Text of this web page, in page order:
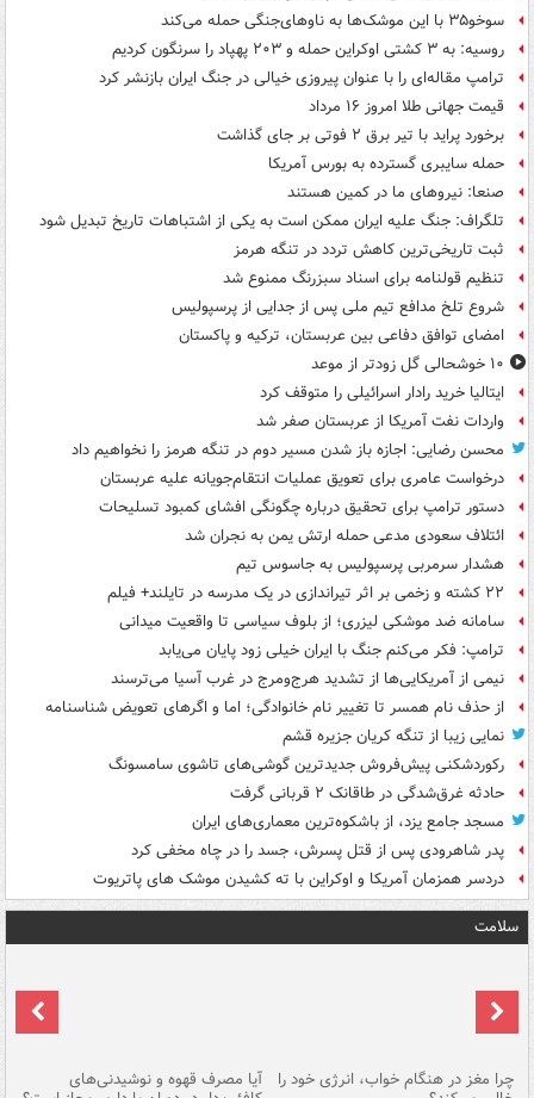
سوخو۳۵ با این موشک‌ها به ناوهای‌جنگی حمله می‌کند
روسیه: به ۳ کشتی اوکراین حمله و ۲۰۳ پهپاد را سرنگون کردیم
ترامپ مقاله‌ای را با عنوان پیروزی خیالی در جنگ ایران بازنشر کرد
قیمت جهانی طلا امروز ۱۶ مرداد
برخورد پراید با تیر برق ۲ فوتی بر جای گذاشت
حمله سایبری گسترده به بورس آمریکا
صنعا: نیروهای ما در کمین‌ هستند
تلگراف: جنگ علیه ایران ممکن است به یکی از اشتباهات تاریخ تبدیل شود
ثبت تاریخی‌ترین کاهش تردد در تنگه هرمز
تنظیم قولنامه برای اسناد سبزرنگ ممنوع شد
شروع تلخ مدافع تیم ملی پس از جدایی از پرسپولیس
امضای توافق دفاعی بین عربستان، ترکیه و پاکستان
۱۰ خوشحالی گل زودتر از موعد
ایتالیا خرید رادار اسرائیلی را متوقف کرد
واردات نفت آمریکا از عربستان صفر شد
محسن رضایی: اجازه باز شدن مسیر دوم در تنگه هرمز را نخواهیم داد
درخواست عامری برای تعویق عملیات انتقام‌جویانه علیه عربستان
دستور ترامپ برای تحقیق درباره چگونگی افشای کمبود تسلیحات
ائتلاف سعودی مدعی حمله ارتش یمن به نجران شد
هشدار سرمربی پرسپولیس به جاسوس تیم
۲۲ کشته و زخمی بر اثر تیراندازی در یک مدرسه در تایلند+ فیلم
سامانه ضد موشکی لیزری؛ از بلوف سیاسی تا واقعیت میدانی
ترامپ: فکر می‌کنم جنگ با ایران خیلی زود پایان می‌یابد
نیمی از آمریکایی‌ها از تشدید هرج‌ومرج در غرب آسیا می‌ترسند
از حذف نام همسر تا تغییر نام خانوادگی؛ اما و اگرهای تعویض شناسنامه
نمایی زیبا از تنگه کریان جزیره قشم
رکوردشکنی پیش‌فروش جدیدترین گوشی‌های تاشوی سامسونگ
حادثه غرق‌شدگی در طاقانک ۲ قربانی گرفت
مسجد جامع یزد، از باشکوه‌ترین معماری‌های ایران
پدر شاهرودی پس از قتل پسرش، جسد را در چاه مخفی کرد
دردسر همزمان آمریکا و اوکراین با ته کشیدن موشک های پاتریوت
سلامت
چرا مغز در هنگام خواب، انرژی خود را آیا مصرف قهوه و نوشیدنی‌های